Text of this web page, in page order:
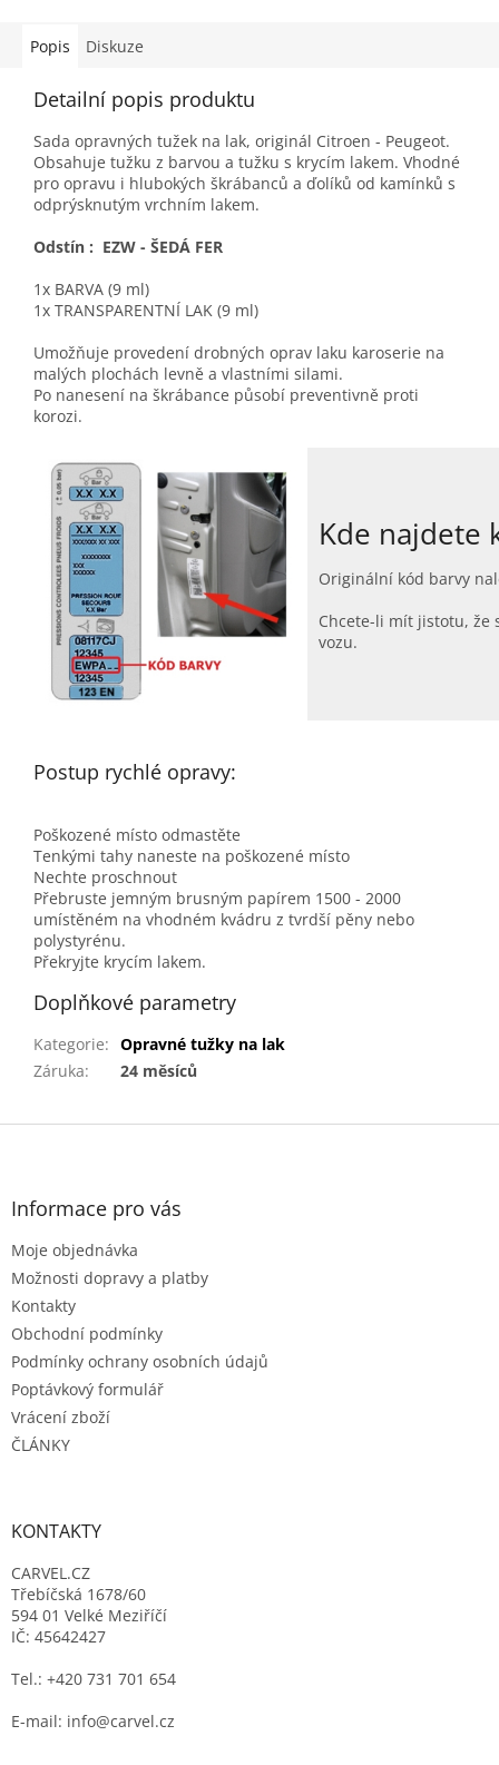
Popis Diskuze
Detailní popis produktu
Sada opravných tužek na lak, originál Citroen - Peugeot.
Obsahuje tužku z barvou a tužku s krycím lakem. Vhodné
pro opravu i hlubokých škrábanců a ďolíků od kamínků s
odprýsknutým vrchním lakem.
Odstín : EZW - ŠEDÁ FER
1x BARVA (9 ml)
1x TRANSPARENTNÍ LAK (9 ml)
Umožňuje provedení drobných oprav laku karoserie na
malých plochách levně a vlastními silami.
Po nanesení na škrábance působí preventivně proti
korozi.
Kde najdete
Originální kód barvy
Chcete-li mít jistotu, že
vozu.
Postup rychlé opravy:
Poškozené místo odmastěte
Tenkými tahy naneste na poškozené místo
Nechte proschnout
Přebruste jemným brusným papírem 1500 - 2000
umístěném na vhodném kvádru z tvrdší pěny nebo
polystyrénu.
Překryjte krycím lakem.
Doplňkové parametry
Kategorie: Opravné tužky na lak
Záruka: 24 měsíců
Z
Informace pro vás
Moje objednávka
Možnosti dopravy a platby
Kontakty
Obchodní podmínky
Podmínky ochrany osobních údajů
Poptávkový formulář
Vrácení zboží
ČLÁNKY
KONTAKTY
CARVEL.CZ
Třebíčská 1678/60
594 01 Velké Meziříčí
IČ: 45642427
Tel.: +420 731 701 654
E-mail: info@carvel.cz